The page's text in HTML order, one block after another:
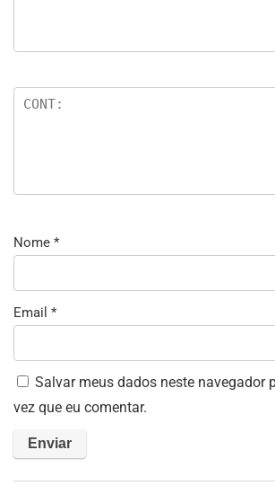
Nome *
Email *
Salvar meus dados neste navegador
vez que eu comentar.